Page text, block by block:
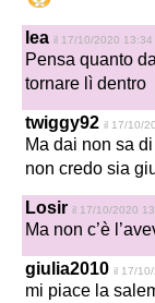
lea il 17/10/2020 13:34
Pensa quanto
tornare lì dentro
twiggy92 il 17/10/
Ma dai non sa
non credo sia
Losir il 17/10/2020
Ma non c’è
giulia2010 il 17/
mi piace la